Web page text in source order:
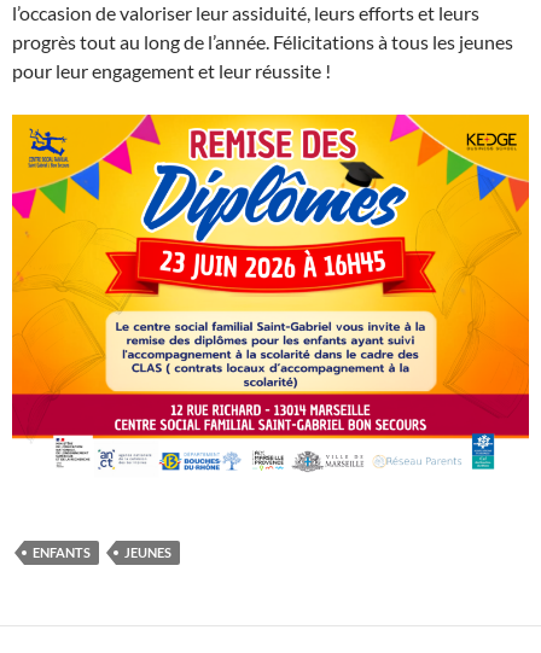
l’occasion de valoriser leur assiduité, leurs efforts et leurs
progrès tout au long de l’année. Félicitations à tous les jeunes
pour leur engagement et leur réussite !
ENFANTS JEUNES